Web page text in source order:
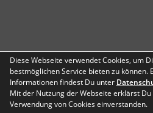
Diese Webseite verwendet Cookies, um
bestmöglichen Service bieten zu können.
Informationen findest Du unter
Mit der Nutzung der Webseite erklärst
Verwendung von Cookies einverstanden.